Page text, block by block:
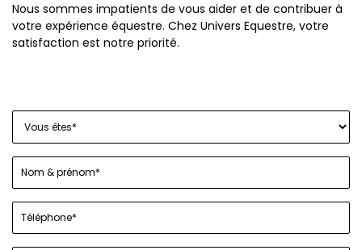
Nous sommes impatients de vous aider et de contribuer à
votre expérience équestre. Chez Univers Equestre, votre
satisfaction est notre priorité.